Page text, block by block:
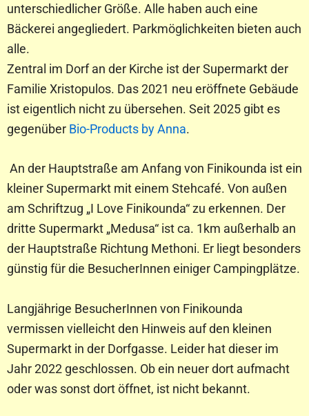
unterschiedlicher Größe. Alle haben auch eine
Bäckerei angegliedert. Parkmöglichkeiten bieten auch
alle.
Zentral im Dorf an der Kirche ist der Supermarkt der
Familie Xristopulos. Das 2021 neu eröffnete Gebäude
ist eigentlich nicht zu übersehen. Seit 2025 gibt es
gegenüber Bio-Products by Anna.
An der Hauptstraße am Anfang von Finikounda ist ein
kleiner Supermarkt mit einem Stehcafé. Von außen
am Schriftzug „I Love Finikounda“ zu erkennen. Der
dritte Supermarkt „Medusa“ ist ca. 1km außerhalb an
der Hauptstraße Richtung Methoni. Er liegt besonders
günstig für die BesucherInnen einiger Campingplätze.
Langjährige BesucherInnen von Finikounda
vermissen vielleicht den Hinweis auf den kleinen
Supermarkt in der Dorfgasse. Leider hat dieser im
Jahr 2022 geschlossen. Ob ein neuer dort aufmacht
oder was sonst dort öffnet, ist nicht bekannt.